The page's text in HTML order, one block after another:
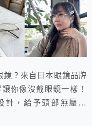
鏡？來自日本眼鏡品牌
你像沒戴眼鏡一樣！
計，給予頭部無壓環